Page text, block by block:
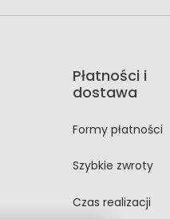
Płatności i
dostawa
Formy płatności
Szybkie zwroty
Czas realizacji